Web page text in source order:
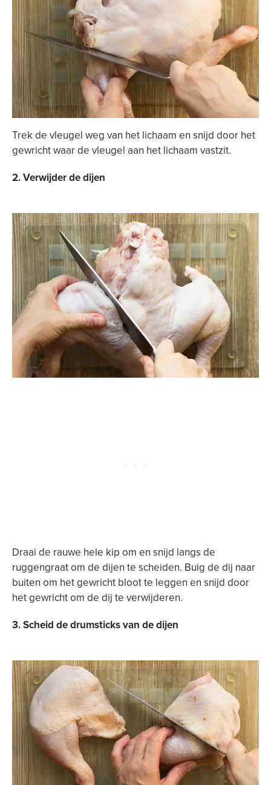
Trek de vleugel weg van het lichaam en snijd door het
gewricht waar de vleugel aan het lichaam vastzit.
2. Verwijder de dijen
Draai de rauwe hele kip om en snijd langs de
ruggengraat om de dijen te scheiden. Buig de dij naar
buiten om het gewricht bloot te leggen en snijd door
het gewricht om de dij te verwijderen.
3. Scheid de drumsticks van de dijen